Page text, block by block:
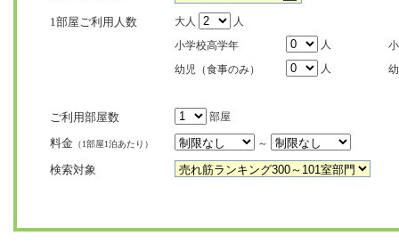
1部屋ご利用人数 大人
人
小学校高学年
人
幼児（食事のみ）
人
ご利用部屋数 部屋
料金 （1部屋1泊あたり） ～
検索対象